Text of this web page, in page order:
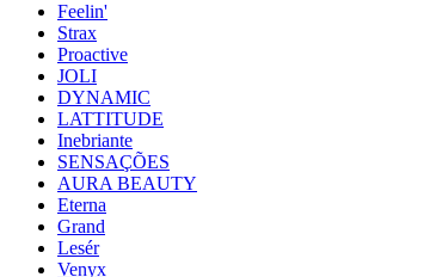
Feelin'
Strax
Proactive
JOLI
DYNAMIC
LATTITUDE
Inebriante
SENSAÇÕES
AURA BEAUTY
Eterna
Grand
Lesér
Venyx